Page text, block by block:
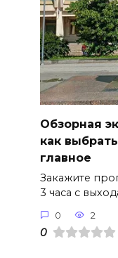
Обзорная
как
главное
Закажите
3 часа с
0 2
0